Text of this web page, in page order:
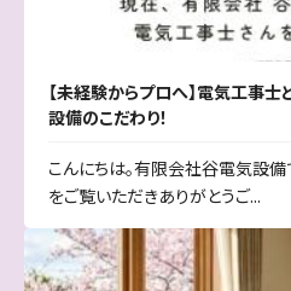
【未経験からプロへ】電気工事
設備のこだわり！
こんにちは。有限会社谷電気設
をご覧いただきありがとうご...